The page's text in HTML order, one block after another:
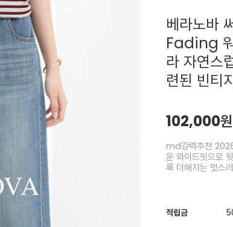
베라노바
Fading
라 자연스
련된 빈티
102,000원
md강력추천
운 와이드핏으로
록 더해지는 멋스
적립금